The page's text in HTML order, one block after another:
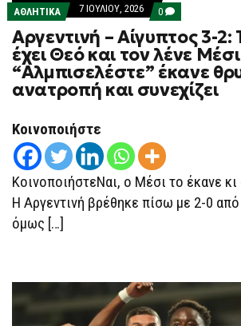
ΑΘΛΗΤΙΚΑ 7 ΙΟΥΛΊΟΥ, 2026 0 COMMENTS
ON
ΑΡΓΕΝΤΙΝΉ
–
ΑΊΓΥΠΤΟΣ
3-
2:
ΤΟ
ΤΟΝ
ΛΈΝΕ
ΜΈΣΙ
–
Η
“ΑΛΜΠΙΣΕΛΈΣΤΕ”
Αργεντινή – Αίγυπτος 3-
έχει Θεό και τον λένε
“Αλμπισελέστε” έκανε
ανατροπή και συνεχίζει
Κοινοποιήστε
ΚοινοποιήστεΝαι, ο Μέσι το έκανε
Η Αργεντινή βρέθηκε πίσω με 2-0
όμως […]